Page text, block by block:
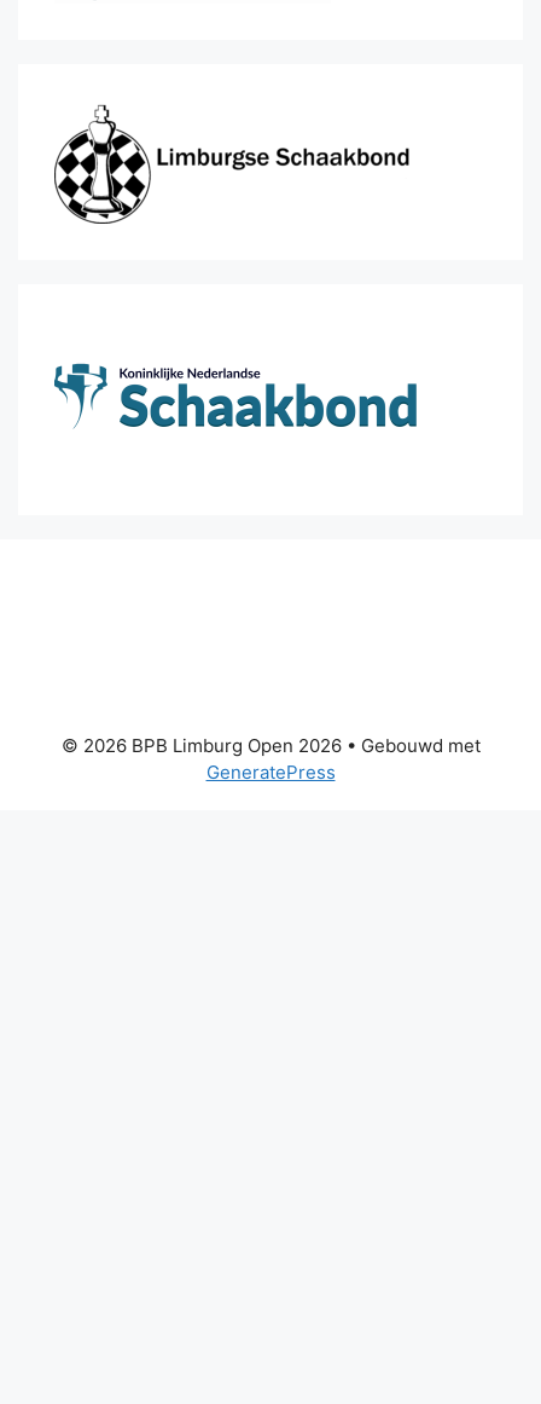
© 2026 BPB Limburg Open 2026• Gebouwd met
GeneratePress